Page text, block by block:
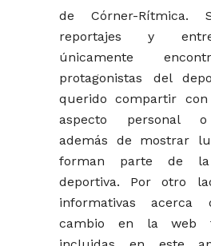
de Córner-
reportajes y
únicamente
protagonistas del
querido compartir con
aspecto personal o
además de mostrar
forman parte de la
deportiva. Por otro
informativas acerca
cambio en la web